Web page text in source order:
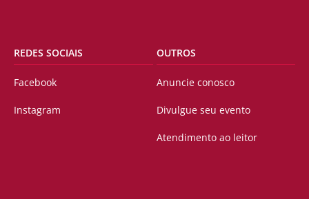
REDES SOCIAIS
Facebook
Instagram
OUTROS
Anuncie conosco
Divulgue seu evento
Atendimento ao leitor